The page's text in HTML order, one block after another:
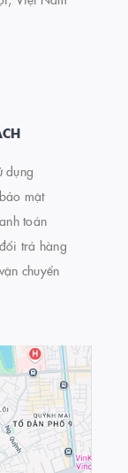
dụng
mật
toán
trả hàng
chuyển